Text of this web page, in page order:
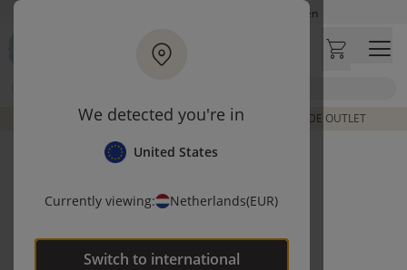
We detected you're in
United States
Currently viewing: Netherlands(EUR)
Switch to international
Ga naar hoofdinhoudOp werkdagen besteld, zelfde dag verzonden
Let op: vertraging bij PostNL. Levering duurt mogelijk langer
Bezoek onze concept store
DE LAATSTE ITEMS UIT VORIGE COLLECTIES | SHOP DE OUTLET